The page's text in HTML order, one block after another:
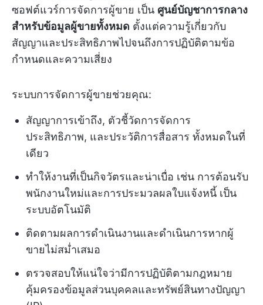
ซอฟต์แวร์การจัดการผู้ขาย เป็น ศูนย์บัญชาการกลาง
สำหรับข้อมูลผู้ขายทั้งหมด ตั้งแต่ความรู้เกี่ยวกับ
สัญญาและประสิทธิภาพไปจนถึงการปฏิบัติตามข้อ
กำหนดและความเสี่ยง
ระบบการจัดการผู้ขายช่วยคุณ:
สัญญาการเข้าถึง, ตัวชี้วัดการจัดการ
ประสิทธิภาพ, และประวัติการสื่อสาร ทั้งหมดในที่
เดียว
ทำให้งานที่เป็นกิจวัตรและน่าเบื่อ เช่น การต้อนรับ
พนักงานใหม่และการประมวลผลใบแจ้งหนี้ เป็น
ระบบอัตโนมัติ
ติดตามผลการดำเนินงานและดำเนินการหากผู้
ขายไม่สม่ำเสมอ
ตรวจสอบให้แน่ใจว่ามีการปฏิบัติตามกฎหมาย
คุ้มครองข้อมูลส่วนบุคคลและทรัพย์สินทางปัญญา